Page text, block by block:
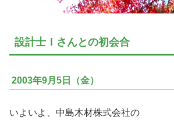
設計士Ｉさんとの初会合
2003年9月5日（金）
いよいよ、中島木材株式会社の